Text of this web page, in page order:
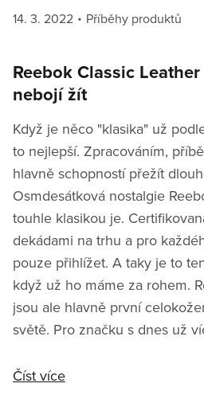
Posted
14. 3. 2022 Categories
Příběhy produktů
Reebok Classic
nebojí žít
Když je něco "klasika" už
to nejlepší. Zpracováním,
hlavně schopností přežít
Osmdesátková nostalgie
touhle klasikou je.
dekádami na trhu a pro
pouze přihlížet. A taky je to
když už ho máme za rohem.
jsou ale hlavně první
světě. Pro značku s dnes už
Číst více